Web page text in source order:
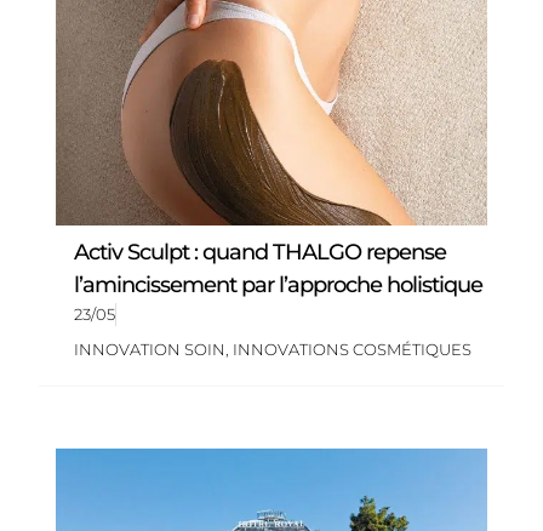
Activ Sculpt : quand THALGO repense
l’amincissement par l’approche holistique
23/05
INNOVATION SOIN INNOVATIONS COSMÉTIQUES